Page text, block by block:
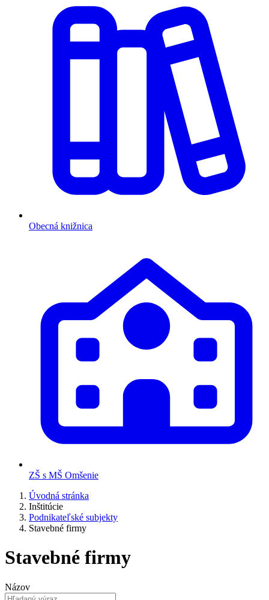
Obecná knižnica
ZŠ s MŠ Omšenie
Úvodná stránka
Inštitúcie
Podnikateľské subjekty
Stavebné firmy
Stavebné firmy
Názov